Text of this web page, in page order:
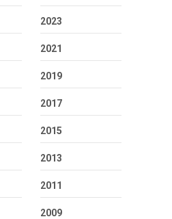
2023
2021
2019
2017
2015
2013
2011
2009